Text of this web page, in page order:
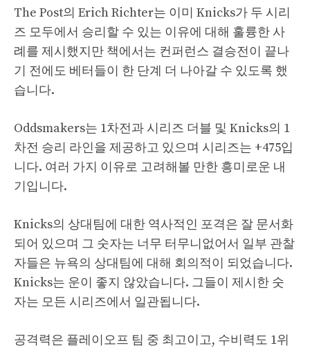
The Post의 Erich Richter는 이미 Knicks가 두 시리
즈 모두에서 승리할 수 있는 이유에 대해 훌륭한 사
례를 제시했지만 책에서는 컨퍼런스 결승전이 끝나
기 전에도 베터들이 한 단계 더 나아갈 수 있도록 했
습니다.
Oddsmakers는 1차전과 시리즈 더블 및 Knicks의 1
차전 승리 라인을 제공하고 있으며 시리즈는 +475입
니다. 여러 가지 이유로 고려해볼 만한 흥미로운 내
기입니다.
Knicks의 상대팀에 대한 역사적인 포격은 잘 문서화
되어 있으며 그 숫자는 너무 터무니없어서 일부 관찰
자들은 뉴욕의 상대팀에 대해 회의적이 되었습니다.
Knicks는 운이 좋지 않았습니다. 그들이 제시한 숫
자는 모든 시리즈에서 일관됩니다.
공격력은 플레이오프 팀 중 최고이고, 수비력도 1위